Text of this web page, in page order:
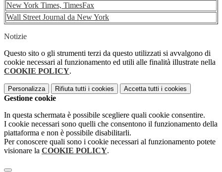
New York Times, TimesFax
Wall Street Journal da New York
Notizie
Questo sito o gli strumenti terzi da questo utilizzati si avvalgono di
cookie necessari al funzionamento ed utili alle finalità illustrate nella
COOKIE POLICY.
Personalizza Rifiuta tutti i cookies Accetta tutti i cookies
Gestione cookie
In questa schermata è possibile scegliere quali cookie consentire.
I cookie necessari sono quelli che consentono il funzionamento della
piattaforma e non è possibile disabilitarli.
Per conoscere quali sono i cookie necessari al funzionamento potete
visionare la COOKIE POLICY.